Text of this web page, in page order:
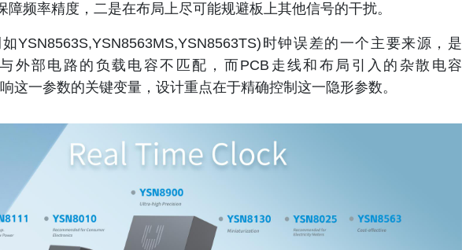
障频率精度，二是在布局上尽可能规避板上其他信号的干扰。
YSN8563S,YSN8563MS,YSN8563TS)时钟误差的一个主要来源，是
与外部电路的负载电容不匹配，而PCB走线和布局引入的杂散电容
这一参数的关键变量，设计重点在于精确控制这一隐形参数。